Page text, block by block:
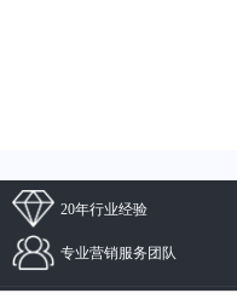
20年行业经验
专业营销服务团队